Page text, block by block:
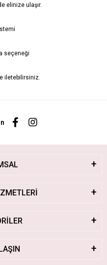
elinize ulaşır.
seçeneği
iletebilirsiniz.